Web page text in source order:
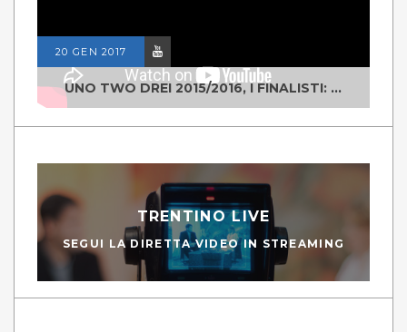
20 GEN 2017
UNO TWO DREI 2015/2016, I FINALISTI: CLASSE IV ALS ISTITUTO "DEGASPERI" BORGO VALSUGANA
TRENTINO LIVE
SEGUI LA DIRETTA VIDEO IN STREAMING